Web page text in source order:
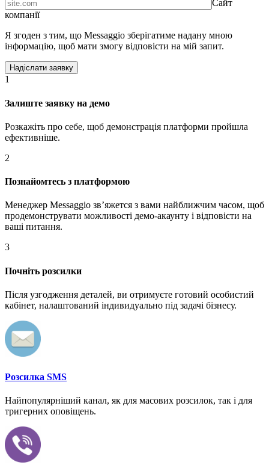
Сайт
компанії
Я згоден з тим, що Messaggio зберігатиме надану мною
інформацію, щоб мати змогу відповісти на мій запит.
1
Залиште заявку на демо
Розкажіть про себе, щоб демонстрація платформи пройшла
ефективніше.
2
Познайомтесь з платформою
Менеджер Messaggio звʼяжется з вами найближчим часом, щоб
продемонструвати можливості демо-акаунту і відповісти на
ваші питання.
3
Почніть розсилки
Після узгодження деталей, ви отримуєте готовий особистий
кабінет, налаштований індивидуально під задачі бізнесу.
Розсилка SMS
Найпопулярніший канал, як для масових розсилок, так і для
тригерних оповіщень.